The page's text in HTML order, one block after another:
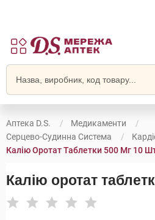
Аптека D.S.
Медикаменти
Серцево-Судинна Система
Калію Оротат Таблетки 500 Мг 10
Калію оротат